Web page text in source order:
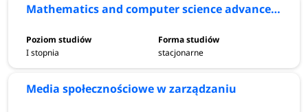
Mathematics and computer science advanced track
I stopnia stacjonarne
Media społecznościowe w zarządzaniu